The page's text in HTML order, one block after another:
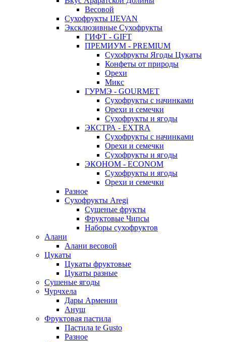
Весовой
Сухофрукты IJEVAN
Эксклюзивные Сухофрукты
ГИФТ - GIFT
ПРЕМИУМ - PREMIUM
Сухофрукты Ягоды Цукаты
Конфеты от природы
Орехи
Микс
ГУРМЭ - GOURMET
Сухофрукты с начинками
Орехи и семечки
Сухофрукты и ягоды
ЭКСТРА - EXTRA
Сухофрукты с начинками
Орехи и семечки
Сухофрукты и ягоды
ЭКОНОМ - ECONOM
Сухофрукты и ягоды
Орехи и семечки
Разное
Сухофрукты Aregi
Сушеные фрукты
Фруктовые Чипсы
Наборы сухофруктов
Алани
Алани весовой
Цукаты
Цукаты фруктовые
Цукаты разные
Сушеные ягоды
Чурчхела
Дары Армении
Ануш
Фруктовая пастила
Пастила te Gusto
Разное